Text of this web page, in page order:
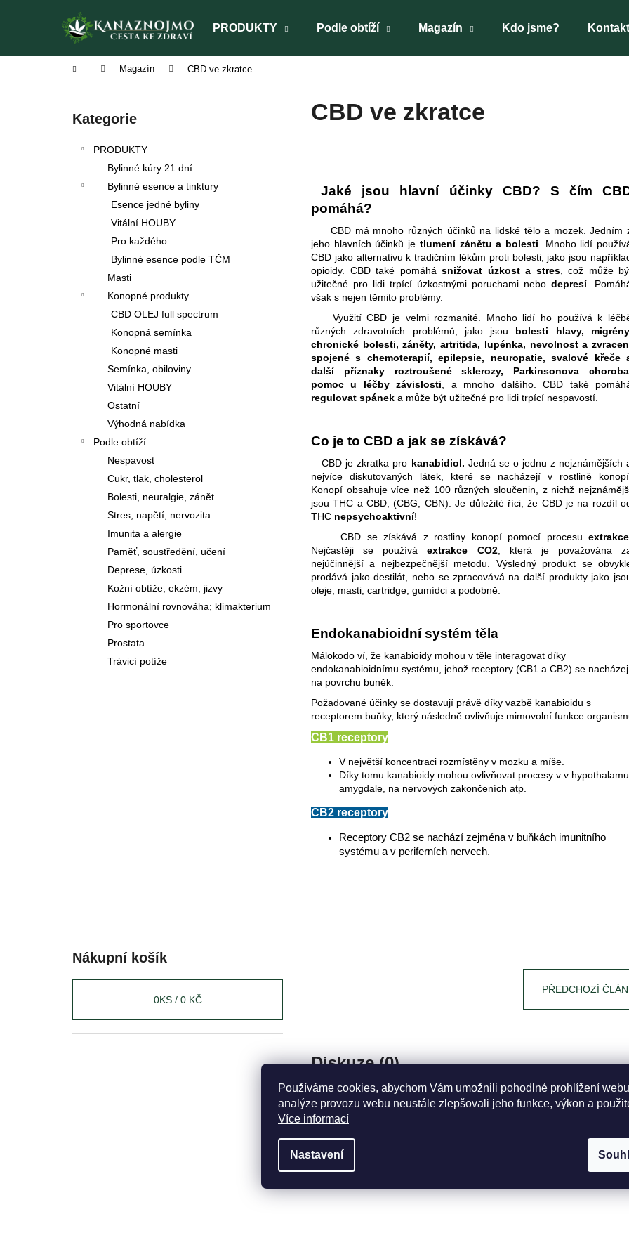
Používáme cookies, abychom Vám umožnili pohodlné prohlížení
analýze provozu webu neustále zlepšovali jeho funkce, výkon a
Více informací
Nastavení
PRODUKTY Podle obtíží Magazín Kdo jsme? Kontakt
Domů Magazín CBD ve zkratce
Přeskočit
kategorie
Kategorie
PRODUKTY
Bylinné kúry 21 dní
Bylinné esence a tinktury
Esence jedné byliny
Vitální HOUBY
Pro každého
Bylinné esence podle TČM
Masti
Konopné produkty
CBD OLEJ full spectrum
Konopná semínka
Konopné masti
Semínka, obiloviny
Vitální HOUBY
Ostatní
Výhodná nabídka
Podle obtíží
Nespavost
Cukr, tlak, cholesterol
Bolesti, neuralgie, zánět
Stres, napětí, nervozita
Imunita a alergie
Paměť, soustředění, učení
Deprese, úzkosti
Kožní obtíže, ekzém, jizvy
Hormonální rovnováha; klimakterium
Pro sportovce
Prostata
Trávicí potíže
Nákupní košík
0KS / 0 KČ
CBD ve zkratce
Jaké jsou hlavní účinky CBD? S čím
pomáhá?
CBD má mnoho různých účinků na lidské tělo a mozek. Jedním
jeho hlavních účinků je tlumení zánětu a bolesti . Mnoho lidí
CBD jako alternativu k tradičním lékům proti bolesti, jako jsou
opioidy. CBD také pomáhá snižovat úzkost a stres, což může
užitečné pro lidi trpící úzkostnými poruchami nebo depresí. P
však s nejen těmito problémy.
Využití CBD je velmi rozmanité. Mnoho lidí ho používá k
různých zdravotních problémů, jako jsou bolesti hlavy,
chronické bolesti, záněty, artritida, lupénka, nevolnost a
spojené s chemoterapií, epilepsie, neuropatie, svalové křeče
další příznaky roztroušené sklerozy,
Parkinsonova
pomoc u
léčby závislosti a mnoho dalšího.
CBD také
regulovat spánek a může být užitečné pro lidi trpící nespavostí.
Co je to CBD a jak se získává?
CBD je zkratka pro kanabidiol. Jedná se ojednu z nejznámějších
nejvíce diskutovaných látek, které se nacházejí v rostlině konopí
Konopí obsahuje více než 100 různých sloučenin, z nichž
jsou THC a CBD, (CBG, CBN). Je důležité říci, že CBD je na rozdíl
THC nepsychoaktivní!
CBD se získává z rostliny konopí pomocí procesuextrakce
Nejčastěji se používáextrakce CO2, která je považována
nejúčinnější a nejbezpečnější metodu. Výsledný produkt se
prodává jako destilát, nebo se zpracovává na další produkty jako
oleje, masti, cartridge, gumídci a podobně.
Endokanabioidní systém těla
Málokodo ví, že kanabioidy mohou v těle interagovat díky
endokanabioidnímu systému, jehož receptory (CB1 a CB2) se
na povrchu buněk.
Požadované účinky se dostavují právě díky vazbě kanabioidu s
receptorem buňky, který následně ovlivňuje mimovolní funkce
CB1 receptory
V největší koncentraci rozmístěny v mozku a míše
Díky tomu kanabioidy mohou ovlivňovat procesy v v hypothalamu,
amygdale, na nervových zakončeních atp.
CB2 receptory
Receptory CB2 se nachází zejména v buňkách imunitního
systému a v periferních nervech.
PŘEDCHOZÍ
Diskuze (0)
Buďte první, kdo napíše příspěvek k této položce.
PŘIDAT KOMENTÁŘ
Zpět
do
Zpět
do
Doporučujeme
TAO SHEN LING
BYLINNÁ ESENCE
PODLE TČM
460 Kč
TAO GAN PLUS BYLINNÁ ESENCE
PODLE TČM
460 Kč
PODLE TČM
460 Kč